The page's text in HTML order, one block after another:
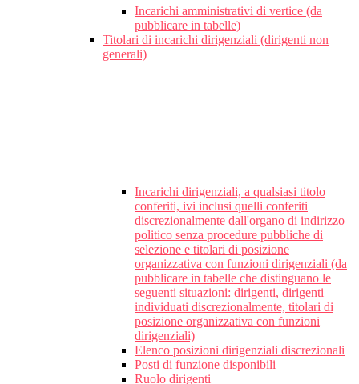
Incarichi amministrativi di vertice (da
pubblicare in tabelle)
Titolari di incarichi dirigenziali (dirigenti non
generali)
Incarichi dirigenziali, a qualsiasi titolo
conferiti, ivi inclusi quelli conferiti
discrezionalmente dall'organo di indirizzo
politico senza procedure pubbliche di
selezione e titolari di posizione
organizzativa con funzioni dirigenziali (da
pubblicare in tabelle che distinguano le
seguenti situazioni: dirigenti, dirigenti
individuati discrezionalmente, titolari di
posizione organizzativa con funzioni
dirigenziali)
Elenco posizioni dirigenziali discrezionali
Posti di funzione disponibili
Ruolo dirigenti